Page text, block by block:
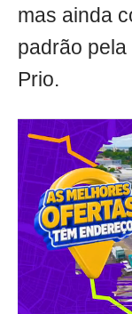
mas ainda
padrão
Prio.